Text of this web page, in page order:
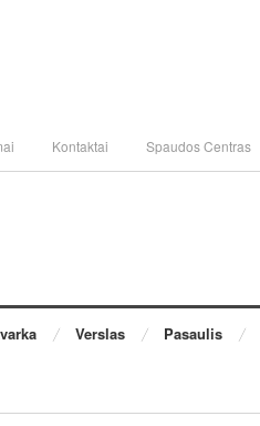
Kontaktai Spaudos Centras
Verslas Pasaulis